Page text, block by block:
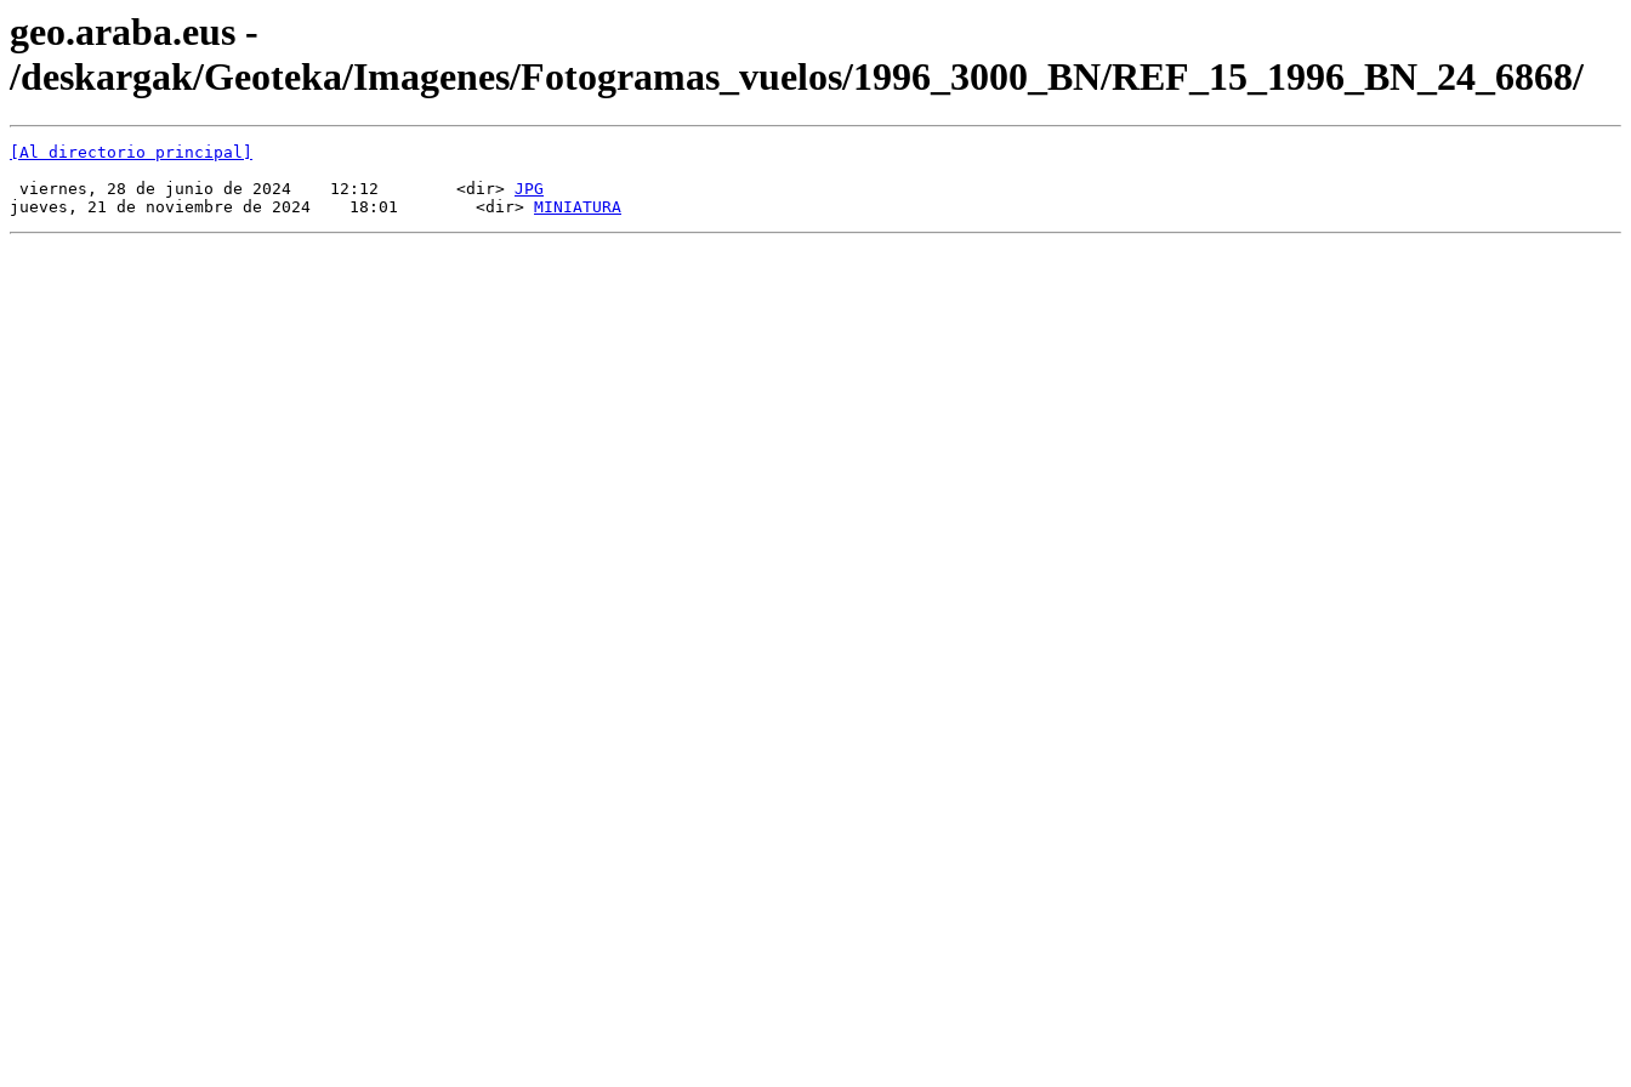
geo.araba.eus -
/deskargak/Geoteka/Imagenes/Fotogramas_vuelos/1996_3000_BN/REF_15_1996_BN_24_6868/
[Al directorio principal]
viernes, 28 de junio de 2024    12:12        <dir> JPG
jueves, 21 de noviembre de 2024    18:01        <dir> MINIATURA